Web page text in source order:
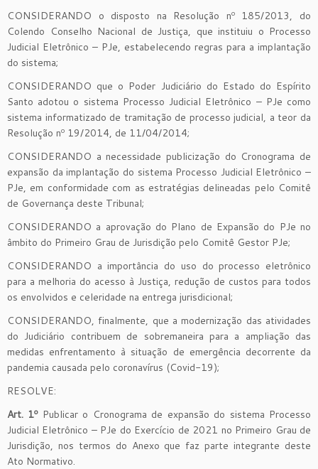
CONSIDERANDO o disposto na Resolução nº 185/2013, do
Colendo Conselho Nacional de Justiça, que instituiu o Processo
Judicial Eletrônico – PJe, estabelecendo regras para a implantação
do sistema;
CONSIDERANDO que o Poder Judiciário do Estado do Espírito
Santo adotou o sistema Processo Judicial Eletrônico – PJe como
sistema informatizado de tramitação de processo judicial, a teor da
Resolução nº 19/2014, de 11/04/2014;
CONSIDERANDO a necessidade publicização do Cronograma de
expansão da implantação do sistema Processo Judicial Eletrônico –
PJe, em conformidade com as estratégias delineadas pelo Comitê
de Governança deste Tribunal;
CONSIDERANDO a aprovação do Plano de Expansão do PJe no
âmbito do Primeiro Grau de Jurisdição pelo Comitê Gestor PJe;
CONSIDERANDO a importância do uso do processo eletrônico
para a melhoria do acesso à Justiça, redução de custos para todos
os envolvidos e celeridade na entrega jurisdicional;
CONSIDERANDO, finalmente, que a modernização das atividades
do Judiciário contribuem de sobremaneira para a ampliação das
medidas enfrentamento à situação de emergência decorrente da
pandemia causada pelo coronavírus (Covid-19);
RESOLVE:
Art. 1ºPublicar o Cronograma de expansão do sistema Processo
Judicial Eletrônico – PJe do Exercício de 2021 no Primeiro Grau de
Jurisdição, nos termos do Anexo que faz parte integrante deste
Ato Normativo.